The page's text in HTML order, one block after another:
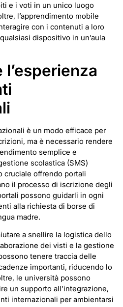
e i voti in un unico luogo
l’apprendimento mobile
con i contenuti a loro
dispositivo in un’aula
è un modo efficace per
ma è necessario rendere
semplice e
scolastica (SMS)
cruciale offrendo portali
il processo di iscrizione degli
possono guidarli in ogni
alla richiesta di borse di
madre.
a snellire la logistica dello
dei visti e la gestione
tenere traccia delle
importanti, riducendo lo
le università possono
un supporto all’integrazione,
internazionali per ambientarsi